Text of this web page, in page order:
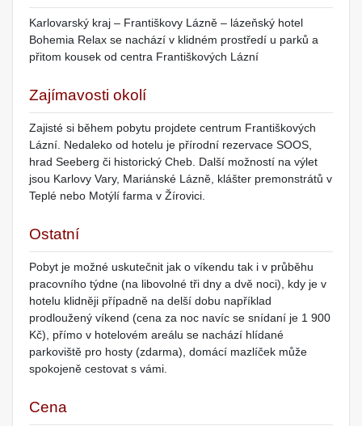
Karlovarský kraj – Františkovy Lázně – lázeňský hotel
Bohemia Relax se nachází v klidném prostředí u parků a
přitom kousek od centra Františkových Lázní
Zajímavosti okolí
Zajisté si během pobytu projdete centrum Františkových
Lázní. Nedaleko od hotelu je přírodní rezervace SOOS,
hrad Seeberg či historický Cheb. Další možností na výlet
jsou Karlovy Vary, Mariánské Lázně, klášter premonstrátů v
Teplé nebo Motýlí farma v Žírovici.
Ostatní
Pobyt je možné uskutečnit jak o víkendu tak i v průběhu
pracovního týdne (na libovolné tři dny a dvě noci), kdy je v
hotelu klidněji případně na delší dobu například
prodloužený víkend (cena za noc navíc se snídaní je 1 900
Kč), přímo v hotelovém areálu se nachází hlídané
parkoviště pro hosty (zdarma), domácí mazlíček může
spokojeně cestovat s vámi.
Cena